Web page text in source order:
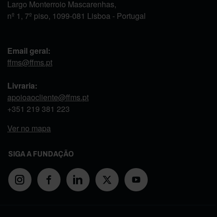
Largo Monterroio Mascarenhas,
nº 1, 7º piso, 1099-081 Lisboa - Portugal
Email geral:
ffms@ffms.pt
Livraria:
apoioaocliente@ffms.pt
+351 219 381 223
Ver no mapa
SIGA A FUNDAÇÃO